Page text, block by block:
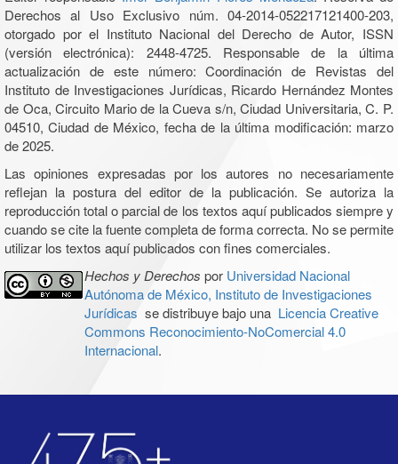
Derechos al Uso Exclusivo núm. 04-2014-052217121400-203,
otorgado por el Instituto Nacional del Derecho de Autor, ISSN
(versión electrónica): 2448-4725. Responsable de la última
actualización de este número: Coordinación de Revistas del
Instituto de Investigaciones Jurídicas, Ricardo Hernández Montes
de Oca, Circuito Mario de la Cueva s/n, Ciudad Universitaria, C. P.
04510, Ciudad de México, fecha de la última modificación: marzo
de 2025.
Las opiniones expresadas por los autores no necesariamente
reflejan la postura del editor de la publicación. Se autoriza la
reproducción total o parcial de los textos aquí publicados siempre y
cuando se cite la fuente completa de forma correcta. No se permite
utilizar los textos aquí publicados con fines comerciales.
Hechos y Derechos por Universidad Nacional
Autónoma de México, Instituto de Investigaciones
Jurídicas se distribuye bajo una Licencia Creative
Commons Reconocimiento-NoComercial 4.0
Internacional.